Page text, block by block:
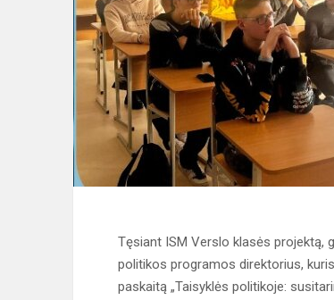
Tęsiant ISM Verslo klasės projektą,
politikos programos direktorius,
paskaitą „Taisyklės politikoje: